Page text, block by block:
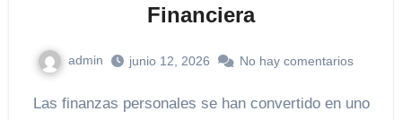
Financiera
admin junio 12, 2026 No hay comentarios
Las finanzas personales se han convertido en uno